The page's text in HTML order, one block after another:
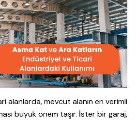
alanlarda, mevcut alanın en verimli
büyük önem taşır. İster bir garaj,